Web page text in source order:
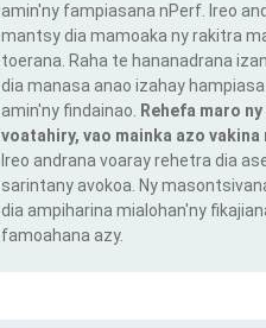
amin'ny fampiasana nPerf. Ireo
mantsy dia mamoaka ny rakitra
toerana. Raha te hananadrana
dia manasa anao izahay
amin'ny findainao.
Rehefa maro
voatahiry, vao mainka azo vakina
Ireo andrana voaray rehetra dia
sarintany avokoa. Ny
dia ampiharina mialohan'ny
famoahana azy.